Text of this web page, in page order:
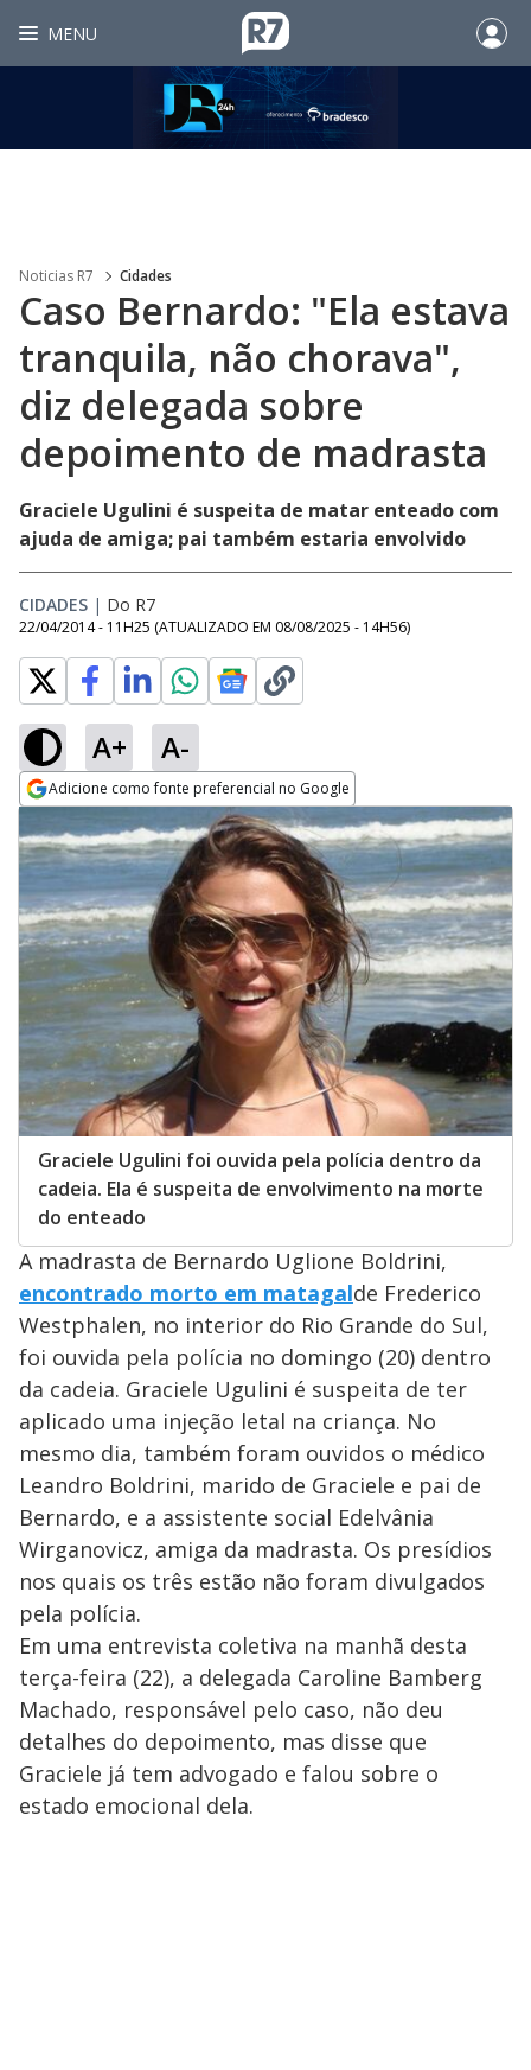
MENU
Noticias R7 Cidades
Caso Bernardo: "Ela estava
tranquila, não chorava",
diz delegada sobre
depoimento de madrasta
Graciele Ugulini é suspeita de matar enteado com
ajuda de amiga; pai também estaria envolvido
CIDADES | Do R7
22/04/2014 - 11H25 (ATUALIZADO EM 08/08/2025 - 14H56)
A+ A-
Adicione como fonte preferencial no Google
Opens in new window
Graciele Ugulini foi ouvida pela polícia dentro da
cadeia. Ela é suspeita de envolvimento na morte
do enteado
A madrasta de Bernardo Uglione Boldrini,
encontrado morto em matagalde Frederico
Westphalen, no interior do Rio Grande do Sul,
foi ouvida pela polícia no domingo (20) dentro
da cadeia. Graciele Ugulini é suspeita de ter
aplicado uma injeção letal na criança. No
mesmo dia, também foram ouvidos o médico
Leandro Boldrini, marido de Graciele e pai de
Bernardo, e a assistente social Edelvânia
Wirganovicz, amiga da madrasta. Os presídios
nos quais os três estão não foram divulgados
pela polícia.
Em uma entrevista coletiva na manhã desta
terça-feira (22), a delegada Caroline Bamberg
Machado, responsável pelo caso, não deu
detalhes do depoimento, mas disse que
Graciele já tem advogado e falou sobre o
estado emocional dela.